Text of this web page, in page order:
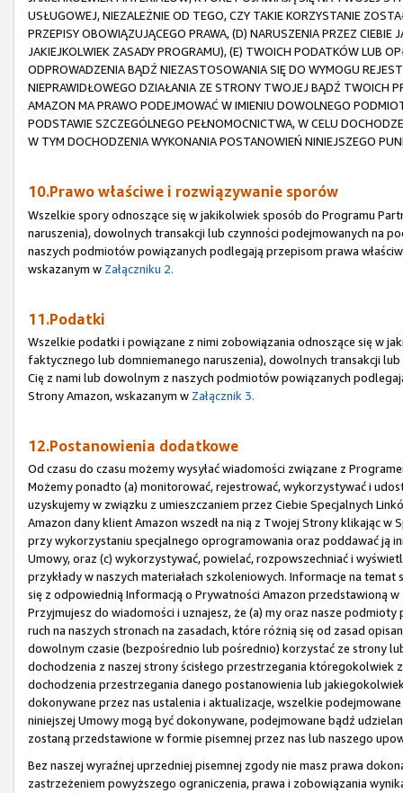
USŁUGOWEJ, NIEZALEŻNIE OD TEGO, CZY TAKIE KORZYSTANIE
PRZEPISY OBOWIĄZUJĄCEGO PRAWA, (D) NARUSZENIA PRZEZ
JAKIEJKOLWIEK ZASADY PROGRAMU), (E) TWOICH PODATKÓW LUB
ODPROWADZENIA BĄDŹ NIEZASTOSOWANIA SIĘ DO WYMOGU
NIEPRAWIDŁOWEGO DZIAŁANIA ZE STRONY TWOJEJ BĄDŹ TWOICH
AMAZON MA PRAWO PODEJMOWAĆ W IMIENIU DOWOLNEGO
PODSTAWIE SZCZEGÓLNEGO PEŁNOMOCNICTWA, W CELU
W TYM DOCHODZENIA WYKONANIA POSTANOWIEŃ NINIEJSZEGO
10.Prawo właściwe i rozwiązywanie sporów
Wszelkie spory odnoszące się w jakikolwiek sposób do Programu
naruszenia), dowolnych transakcji lub czynności podejmowanych na
naszych podmiotów powiązanych podlegają przepisom prawa
wskazanym w Załączniku 2.
11.Podatki
Wszelkie podatki i powiązane z nimi zobowiązania odnoszące się w
faktycznego lub domniemanego naruszenia), dowolnych transakcji
Cię z nami lub dowolnym z naszych podmiotów powiązanych
Strony Amazon, wskazanym w Załącznik 3.
12.Postanowienia dodatkowe
Od czasu do czasu możemy wysyłać wiadomości związane z
Możemy ponadto (a) monitorować, rejestrować, wykorzystywać i
uzyskujemy w związku z umieszczaniem przez Ciebie Specjalnych
Amazon dany klient Amazon wszedł na nią z Twojej Strony klikając
przy wykorzystaniu specjalnego oprogramowania oraz poddawać ją
Umowy, oraz (c) wykorzystywać, powielać, rozpowszechniać i
przykłady w naszych materiałach szkoleniowych. Informacje na
się z odpowiednią Informacją o Prywatności Amazon przedstawioną w
Przyjmujesz do wiadomości i uznajesz, że (a) my oraz nasze
ruch na naszych stronach na zasadach, które różnią się od zasad
dowolnym czasie (bezpośrednio lub pośrednio) korzystać ze strony
dochodzenia z naszej strony ścisłego przestrzegania któregokolwiek
dochodzenia przestrzegania danego postanowienia lub
dokonywane przez nas ustalenia i aktualizacje, wszelkie
niniejszej Umowy mogą być dokonywane, podejmowane bądź
zostaną przedstawione w formie pisemnej przez nas lub naszego
Bez naszej wyraźnej uprzedniej pisemnej zgody nie masz prawa
zastrzeżeniem powyższego ograniczenia, prawa i zobowiązania